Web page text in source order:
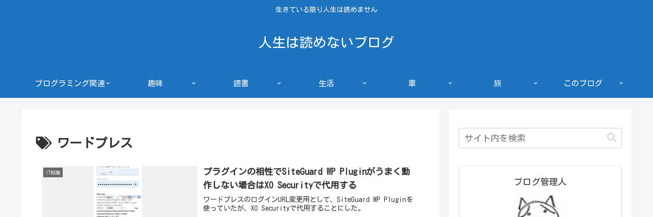
生きている限り人生は読めません
人生は読めないブログ
プログラミング関連 趣味 読書 生活 車 旅 このブログ
ワードプレス
IT知識
プラグインの相性でSiteGuard WP Pluginがうまく動
作しない場合はXO Securityで代用する
ワードプレスのログインURL変更用として、SiteGuard WP Pluginを
使っていたが、XO Securityで代用することにした。
ブログ管理人